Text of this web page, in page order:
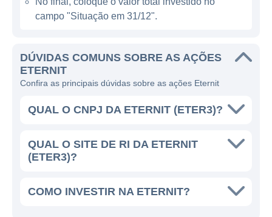
país.
seus produtos, a Eternit também busca
constantemente inovações em seus
processos e itens em linha, investindo em
pesquisas para desenvolver novos produtos
que atendam as necessidades do setor,
exigentes que regem a construção e a
atenta às evoluções do mercado, tem se
campo "Situação em 31/12".
DÚVIDAS COMUNS SOBRE AS AÇÕES
ETERNIT
Confira as principais dúvidas sobre as ações Eternit
QUAL O CNPJ DA ETERNIT (ETER3)?
QUAL O SITE DE RI DA ETERNIT
(ETER3)?
COMO INVESTIR NA ETERNIT?